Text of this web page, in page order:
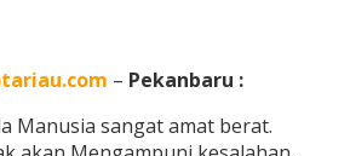
– Pekanbaru :
Manusia sangat amat berat.